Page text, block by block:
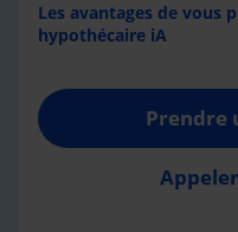
Les avantages de vous
hypothécaire iA
Prendre